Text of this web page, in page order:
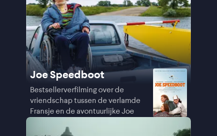
Joe Speedboot
Bestsellerverfilming over de
vriendschap tussen de verlamde
Fransje en de avontuurlijke Joe